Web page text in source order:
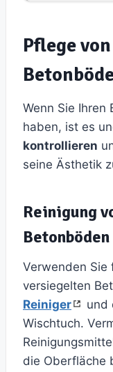
Pflege
Wenn Sie Ihren
haben, ist es
kontrollieren
seine Ästhetik
Reinigung
Betonböden
Verwenden Sie
versiegelten
Reiniger
und
Wischtuch.
die Oberfläche